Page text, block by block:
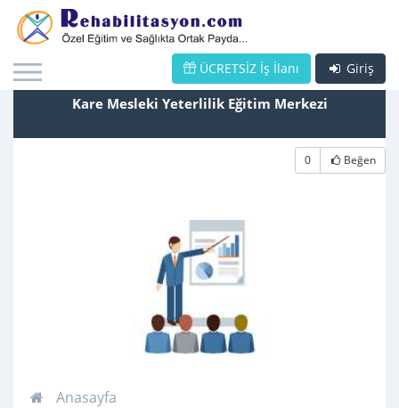
Giriş
ÜCRETSİZ İş İlanı
Kare Mesleki Yeterlilik Eğitim Merkezi
0 Beğen
Anasayfa